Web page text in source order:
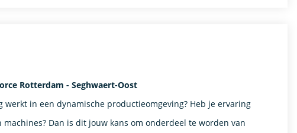
Rotterdam - Seghwaert-Oost
in een dynamische productieomgeving? Heb je ervaring
Dan is dit jouw kans om onderdeel te worden van